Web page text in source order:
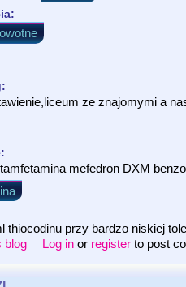
ze znajomymi a
mefedron DXM
thiocodinu przy bardzo niskiej
blog
Log in or register to post